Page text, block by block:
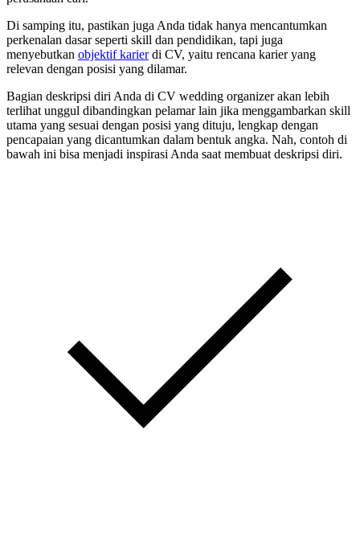
Di samping itu, pastikan juga Anda tidak hanya mencantumkan
perkenalan dasar seperti skill dan pendidikan, tapi juga
menyebutkan objektif karierdi CV, yaitu rencana karier yang
relevan dengan posisi yang dilamar.
Bagian deskripsi diri Anda di CV wedding organizer akan lebih
terlihat unggul dibandingkan pelamar lain jika menggambarkan skill
utama yang sesuai dengan posisi yang dituju, lengkap dengan
pencapaian yang dicantumkan dalam bentuk angka. Nah, contoh di
bawah ini bisa menjadi inspirasi Anda saat membuat deskripsi diri.